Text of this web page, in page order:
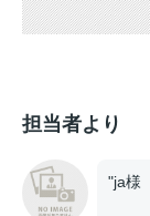
担当者より
"ja様